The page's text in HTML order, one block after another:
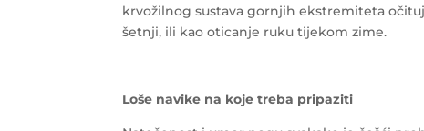
krvožilnog sustava gornjih ekstremiteta
šetnji, ili kao oticanje ruku tijekom zime.
Loše navike na koje treba pripaziti